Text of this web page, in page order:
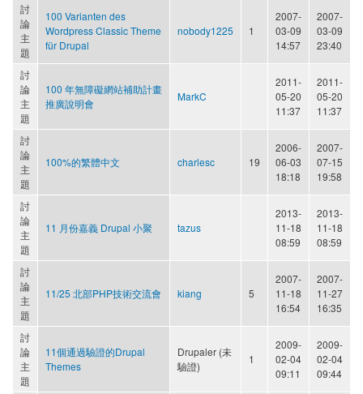
討
論
主
題
100 Varianten des
Wordpress Classic Theme
für Drupal
nobody1225 1
2007-
03-09
14:57
2007-
03-09
23:40
討
論
主
題
100 年無障礙網站補助計畫
推廣說明會
MarkC
2011-
05-20
11:37
2011-
05-20
11:37
討
論
主
題
100%的繁體中文 charlesc 19
2006-
06-03
18:18
2007-
07-15
19:58
討
論
主
題
11 月份嘉義 Drupal 小聚 tazus
2013-
11-18
08:59
2013-
11-18
08:59
討
論
主
題
11/25 北部PHP技術交流會 kiang 5
2007-
11-18
16:54
2007-
11-27
16:35
討
論
主
題
11個通過驗證的Drupal
Themes
Drupaler (未
驗證)
1
2009-
02-04
09:11
2009-
02-04
09:44